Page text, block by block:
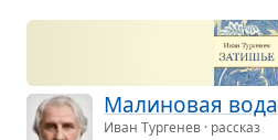
Мали­но­вая вода
Иван Тургенев · рассказ